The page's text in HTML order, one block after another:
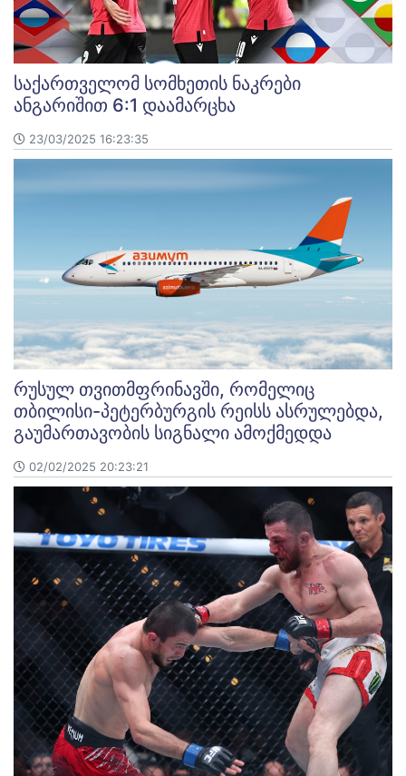
საქართველომ სომხეთის ნაკრები
ანგარიშით 6:1 დაამარცხა
23/03/2025 16:23:35
რუსულ თვითმფრინავში, რომელიც
თბილისი-პეტერბურგის რეისს ასრულებდა,
გაუმართავობის სიგნალი ამოქმედდა
02/02/2025 20:23:21